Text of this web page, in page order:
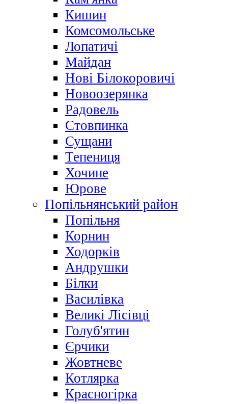
Кишин
Комсомольське
Лопатичі
Майдан
Нові Білокоровичі
Новоозерянка
Радовель
Стовпинка
Сущани
Тепениця
Хочине
Юрове
Попільнянський район
Попільня
Корнин
Ходорків
Андрушки
Білки
Василівка
Великі Лісівці
Голуб'ятин
Єрчики
Жовтневе
Котлярка
Красногірка